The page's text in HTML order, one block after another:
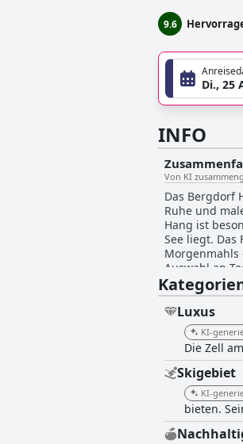
9.6
Di., 25
INFO
Von KI
Das Bergdorf
Ruhe und
Hang ist
See liegt. Das Frühstück des Hotels hat beträchtliches positives Feedback erhalten, das durch die ausgezeichnete Qualität und Vielfalt des
Morgenmahls
Auswahl an
kulinarische Erlebnis, wobei
ihren Komfort
wobei
Highlight und
erhält
kooperativ,
sich die Gäste
ihre Ruhe
bieten eine
der Gäste in
Aufenthalt.
Luxus
KI-
Die Zell
Skigebiet
KI-
bieten.